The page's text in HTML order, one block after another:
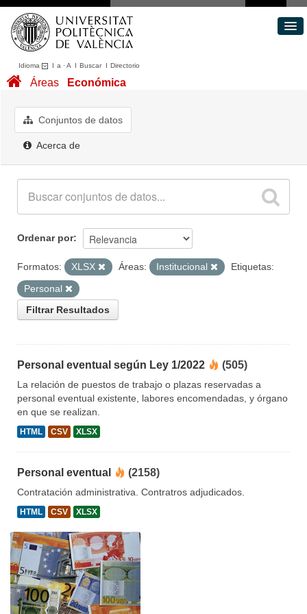
Idioma I a ·A I BuscarI Directorio
Conjuntos de datos
Acerca de
Áreas Económica
Conjuntos de datos
Acerca de
Ordenar por
Formatos: XLSX Áreas: Institucional
Etiquetas:
Personal
Filtrar Resultados
Personal eventual según Ley 1/2022 (505)
La relación de puestos de trabajo o plazas reservadas a
personal eventual existente, labores encomendadas, y órgano
en que se realizan.
HTML CSV XLSX
Personal eventual (2158)
Contratación administrativa. Contratros adjudicados.
HTML CSV XLSX